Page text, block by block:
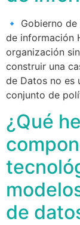
🔹 Gobierno
de información
organización
construir una
de Datos no es
conjunto de
¿Qué
de